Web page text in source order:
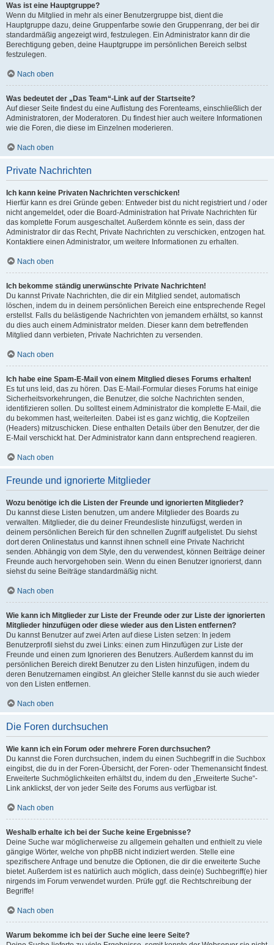
Was ist eine Hauptgruppe?
Wenn du Mitglied in mehr als einer Benutzergruppe bist, dient die
Hauptgruppe dazu, deine Gruppenfarbe sowie den Gruppenrang, der bei dir
standardmäßig angezeigt wird, festzulegen. Ein Administrator kann dir die
Berechtigung geben, deine Hauptgruppe im persönlichen Bereich selbst
festzulegen.
Nach oben
Was bedeutet der „Das Team“-Link auf der Startseite?
Auf dieser Seite findest du eine Auflistung des Forenteams, einschließlich der
Administratoren, der Moderatoren. Du findest hier auch weitere Informationen
wie die Foren, die diese im Einzelnen moderieren.
Nach oben
Private Nachrichten
Ich kann keine Privaten Nachrichten verschicken!
Hierfür kann es drei Gründe geben: Entweder bist du nicht registriert und / oder
nicht angemeldet, oder die Board-Administration hat Private Nachrichten für
das komplette Forum ausgeschaltet. Außerdem könnte es sein, dass der
Administrator dir das Recht, Private Nachrichten zu verschicken, entzogen hat.
Kontaktiere einen Administrator, um weitere Informationen zu erhalten.
Nach oben
Ich bekomme ständig unerwünschte Private Nachrichten!
Du kannst Private Nachrichten, die dir ein Mitglied sendet, automatisch
löschen, indem du in deinem persönlichen Bereich eine entsprechende Regel
erstellst. Falls du belästigende Nachrichten von jemandem erhältst, so kannst
du dies auch einem Administrator melden. Dieser kann dem betreffenden
Mitglied dann verbieten, Private Nachrichten zu versenden.
Nach oben
Ich habe eine Spam-E-Mail von einem Mitglied dieses Forums erhalten!
Es tut uns leid, das zu hören. Das E-Mail-Formular dieses Forums hat einige
Sicherheitsvorkehrungen, die Benutzer, die solche Nachrichten senden,
identifizieren sollen. Du solltest einem Administrator die komplette E-Mail, die
du bekommen hast, weiterleiten. Dabei ist es ganz wichtig, die Kopfzeilen
(Headers) mitzuschicken. Diese enthalten Details über den Benutzer, der die
E-Mail verschickt hat. Der Administrator kann dann entsprechend reagieren.
Nach oben
Freunde und ignorierte Mitglieder
Wozu benötige ich die Listen der Freunde und ignorierten Mitglieder?
Du kannst diese Listen benutzen, um andere Mitglieder des Boards zu
verwalten. Mitglieder, die du deiner Freundesliste hinzufügst, werden in
deinem persönlichen Bereich für den schnellen Zugriff aufgelistet. Du siehst
dort deren Onlinestatus und kannst ihnen schnell eine Private Nachricht
senden. Abhängig von dem Style, den du verwendest, können Beiträge deiner
Freunde auch hervorgehoben sein. Wenn du einen Benutzer ignorierst, dann
siehst du seine Beiträge standardmäßig nicht.
Nach oben
Wie kann ich Mitglieder zur Liste der Freunde oder zur Liste der ignorierten
Mitglieder hinzufügen oder diese wieder aus den Listen entfernen?
Du kannst Benutzer auf zwei Arten auf diese Listen setzen: In jedem
Benutzerprofil siehst du zwei Links: einen zum Hinzufügen zur Liste der
Freunde und einen zum Ignorieren des Benutzers. Außerdem kannst du im
persönlichen Bereich direkt Benutzer zu den Listen hinzufügen, indem du
deren Benutzernamen eingibst. An gleicher Stelle kannst du sie auch wieder
von den Listen entfernen.
Nach oben
Die Foren durchsuchen
Wie kann ich ein Forum oder mehrere Foren durchsuchen?
Du kannst die Foren durchsuchen, indem du einen Suchbegriff in die Suchbox
eingibst, die du in der Foren-Übersicht, der Foren- oder Themenansicht findest.
Erweiterte Suchmöglichkeiten erhältst du, indem du den „Erweiterte Suche“-
Link anklickst, der von jeder Seite des Forums aus verfügbar ist.
Nach oben
Weshalb erhalte ich bei der Suche keine Ergebnisse?
Deine Suche war möglicherweise zu allgemein gehalten und enthielt zu viele
gängige Wörter, welche von phpBB nicht indiziert werden. Stelle eine
spezifischere Anfrage und benutze die Optionen, die dir die erweiterte Suche
bietet. Außerdem ist es natürlich auch möglich, dass dein(e) Suchbegriff(e) hier
nirgends im Forum verwendet wurden. Prüfe ggf. die Rechtschreibung der
Begriffe!
Nach oben
Warum bekomme ich bei der Suche eine leere Seite?